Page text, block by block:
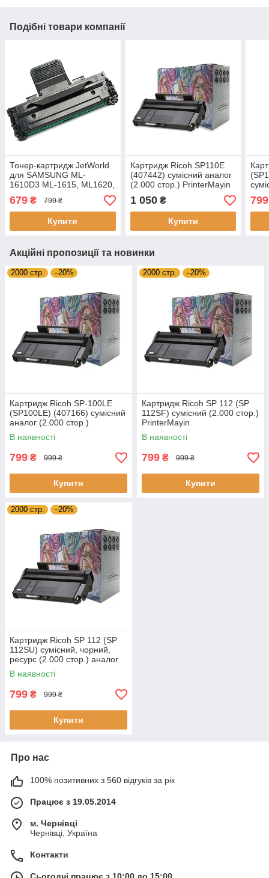
Подібні товари компанії
Тонер-картридж JetWorld
для SAMSUNG ML-
1610D3 ML-1615, ML1620,
ML1625 (Заміна для ML-
1610D2) 3.000 стор.
679 ₴ 799 ₴
Купити
Картридж Ricoh SP110E
(407442) сумісний аналог
(2.000 стор.) PrinterMayin
1 050₴
Купити
799
Акційні пропозиції та новинки
2000 стр. –20%
Картридж Ricoh SP-100LE
(SP100LE) (407166) сумісний
аналог (2.000 стор.)
PrinterMayin
В наявності
799 ₴ 999 ₴
Купити
2000 стр. –20%
Картридж Ricoh SP 112 (SP
112SF) сумісний (2.000 стор.)
PrinterMayin
В наявності
799 ₴ 999 ₴
Купити
2000 стр. –20%
Картридж Ricoh SP 112 (SP
112SU) сумісний, чорний,
ресурс (2.000 стор.) аналог
від Gravitone
В наявності
799 ₴ 999 ₴
Купити
Про нас
100% позитивних з 560 відгуків за рік
Працює з 19.05.2014
м. Чернівці
Чернівці, Україна
Контакти